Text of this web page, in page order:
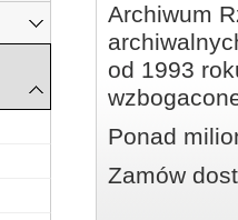
Archiwum
od 1993
Ponad
Zamów